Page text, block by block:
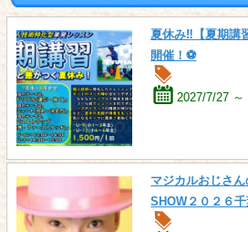
夏休み‼【夏期講
開催！⚽
2027/7/27 ～
マジカルおじさ
SHOW２０２６